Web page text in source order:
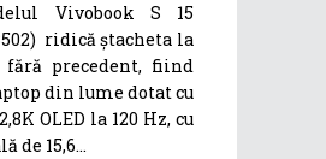
Vivobook S 15
ridică ștacheta la
precedent, fiind
din lume dotat cu
OLED la 120 Hz, cu
de 15,6